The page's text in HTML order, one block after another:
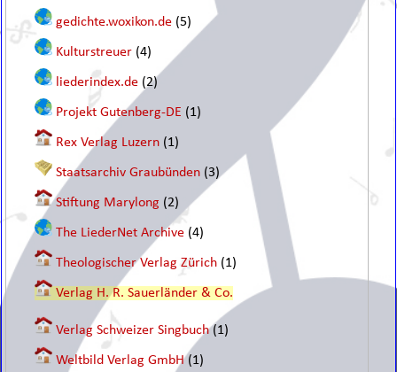
gedichte.woxikon.de (5)
Kulturstreuer (4)
liederindex.de (2)
Projekt Gutenberg-DE (1)
Rex Verlag Luzern (1)
Staatsarchiv Graubünden (3)
Stiftung Marylong (2)
The LiederNet Archive (4)
Theologischer Verlag Zürich (1)
Verlag H. R. Sauerländer & Co.
Verlag Schweizer Singbuch(1)
Weltbild Verlag GmbH(1)